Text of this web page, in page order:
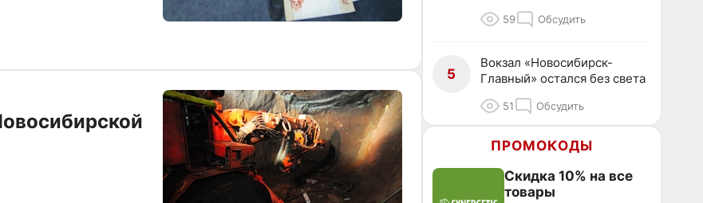
59 Обсудить
5
Вокзал «Новосибирск-
Главный» остался без света
51 Обсудить
ПРОМОКОДЫ
Скидка 10% на все
товары